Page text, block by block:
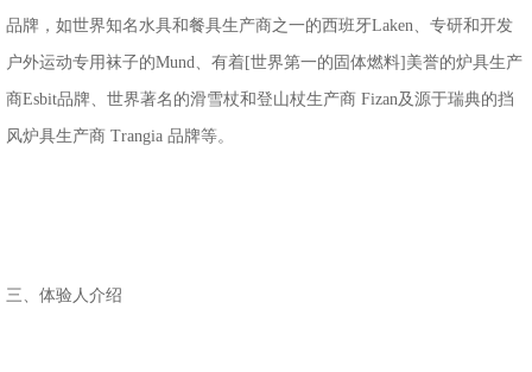
品牌，如世界知名水具和餐具生产商之一的西班牙Laken、专研和开发
户外运动专用袜子的Mund、有着[世界第一的固体燃料]美誉的炉具生产
商Esbit品牌、世界著名的滑雪杖和登山杖生产商 Fizan及源于瑞典的挡
风炉具生产商 Trangia 品牌等。
三、体验人介绍